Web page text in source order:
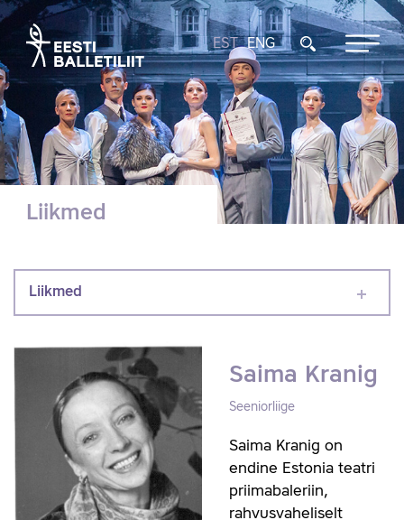
EST ENG
Liikmed
Liikmed
Saima Kranig
Seeniorliige
Saima Kranig on
endine Estonia teatri
priimabaleriin,
rahvusvaheliselt